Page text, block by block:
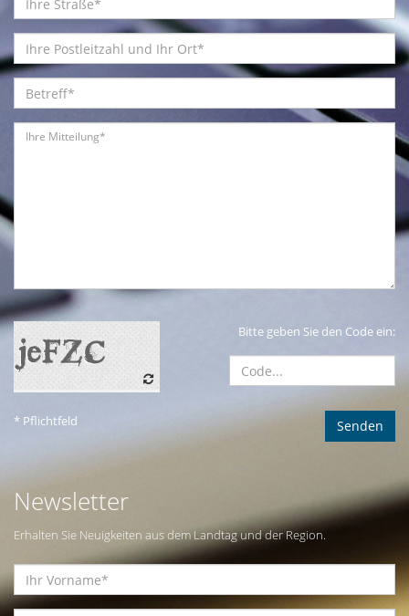
Bitte geben Sie den Code ein:
* Pflichtfeld
Newsletter
Erhalten Sie Neuigkeiten aus dem Landtag und der Region.